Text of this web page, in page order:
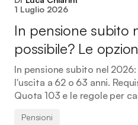
1 Luglio 2026
In pensione subito
possibile? Le
In pensione subito nel
l'uscita a 62 o 63 anni.
Quota 103 e le regole per
Pensioni